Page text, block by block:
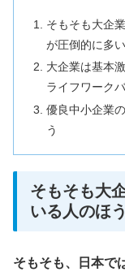
そもそも大企
が圧倒的に多
大企業は基本
ライフワーク
優良中小企業
う
そもそも大
いる人のほ
そもそも、日本で